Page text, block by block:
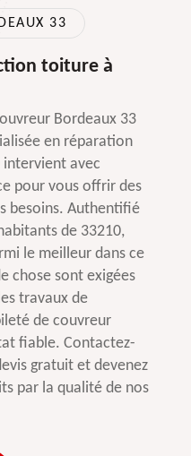
33
toiture à
Bordeaux 33
en réparation
avec
pour vous offrir des
besoins. Authentifié
de 33210,
le meilleur dans ce
chose sont exigées
travaux de
de couvreur
fiable. Contactez-
gratuit et devenez
par la qualité de nos